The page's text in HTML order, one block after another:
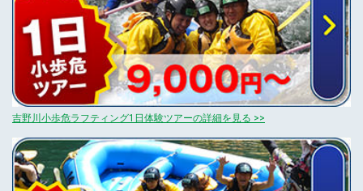
吉野川小歩危ラフティング1日体験ツアーの詳細を見る >>